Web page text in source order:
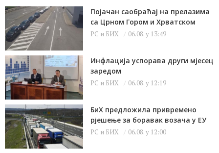
Појачан саобраћај на прелазима
са Црном Гором и Хрватском
РС и БИХ 06.08. у 13:49
Инфлација успорава други мјесец
заредом
РС и БИХ 06.08. у 12:19
БиХ предложила привремено
рјешење за боравак возача у ЕУ
РС и БИХ 06.08. у 12:00